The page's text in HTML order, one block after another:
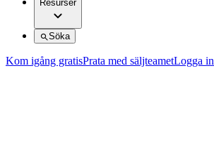
Resurser
Söka
Kom igång gratisPrata med säljteametLogga in